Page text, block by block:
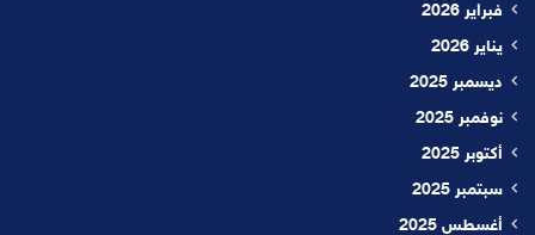
فبراير 2026
يناير 2026
ديسمبر 2025
نوفمبر 2025
أكتوبر 2025
سبتمبر 2025
أغسطس 2025